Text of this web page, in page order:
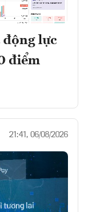
lực
điểm
21:41, 06/08/2026